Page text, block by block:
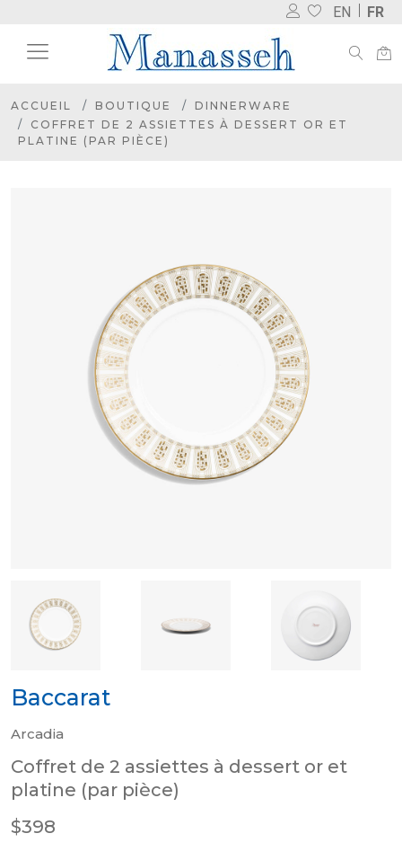
EN FR
ACCUEIL BOUTIQUE
DINNERWARE
COFFRET DE 2 ASSIETTES À DESSERT OR ET
PLATINE (PAR PIÈCE)
Baccarat
Arcadia
Coffret de 2 assiettes à dessert or et
platine (par pièce)
$398